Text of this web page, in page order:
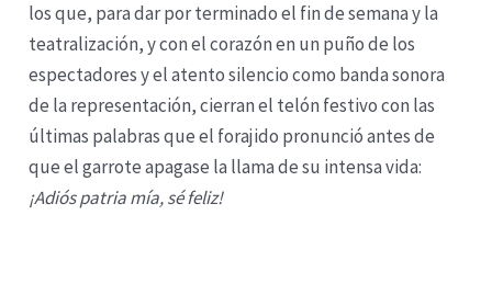
los que, para dar por terminado el fin de semana y la
teatralización, y con el corazón en un puño de los
espectadores y el atento silencio como banda sonora
de la representación, cierran el telón festivo con las
últimas palabras que el forajido pronunció antes de
que el garrote apagase la llama de su intensa vida:
¡Adiós patria mía, sé feliz!